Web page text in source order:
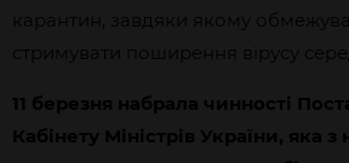
карантин, завдяки якому
стримувати поширення вірусу
11 березня набрала чинності
Кабінету Міністрів України, яка